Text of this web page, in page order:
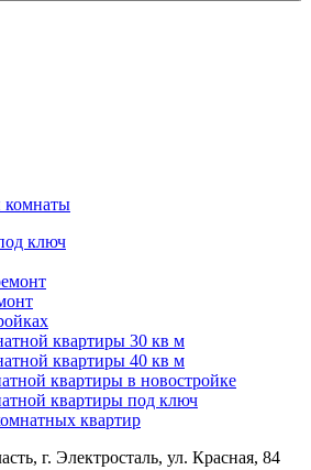
комнаты
ключ
квартиры 30 кв м
квартиры 40 кв м
квартиры в новостройке
квартиры под ключ
квартир
г. Электросталь, ул. Красная, 84